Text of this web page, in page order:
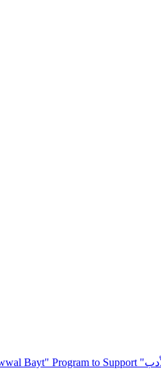
" inviting poets and writers from around the world to participate in Kazakh
Bayt" Program to Support